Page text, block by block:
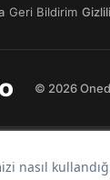
Geri Bildirim
© 2026